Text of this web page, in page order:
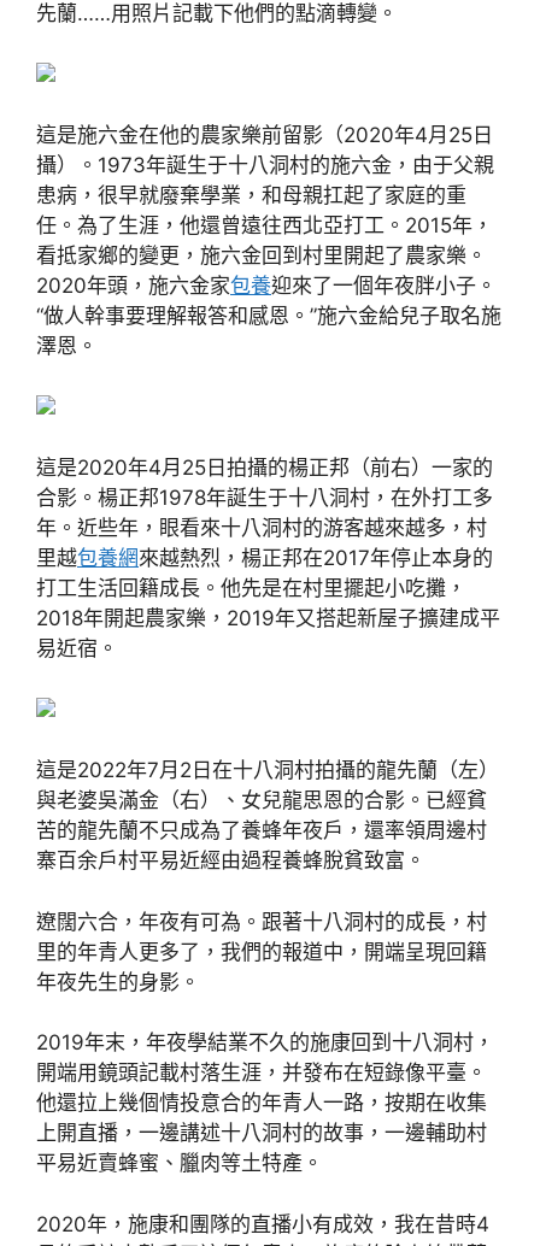
先蘭……用照片記載下他們的點滴轉變。
這是施六金在他的農家樂前留影（2020年4月25日
攝）。1973年誕生于十八洞村的施六金，由于父親
患病，很早就廢棄學業，和母親扛起了家庭的重
任。為了生涯，他還曾遠往西北亞打工。2015年，
看抵家鄉的變更，施六金回到村里開起了農家樂。
2020年頭，施六金家包養迎來了一個年夜胖小子。
“做人幹事要理解報答和感恩。”施六金給兒子取名施
澤恩。
這是2020年4月25日拍攝的楊正邦（前右）一家的
合影。楊正邦1978年誕生于十八洞村，在外打工多
年。近些年，眼看來十八洞村的游客越來越多，村
里越包養網來越熱烈，楊正邦在2017年停止本身的
打工生活回籍成長。他先是在村里擺起小吃攤，
2018年開起農家樂，2019年又搭起新屋子擴建成平
易近宿。
這是2022年7月2日在十八洞村拍攝的龍先蘭（左）
與老婆吳滿金（右）、女兒龍思恩的合影。已經貧
苦的龍先蘭不只成為了養蜂年夜戶，還率領周邊村
寨百余戶村平易近經由過程養蜂脫貧致富。
遼闊六合，年夜有可為。跟著十八洞村的成長，村
里的年青人更多了，我們的報道中，開端呈現回籍
年夜先生的身影。
2019年末，年夜學結業不久的施康回到十八洞村，
開端用鏡頭記載村落生涯，并發布在短錄像平臺。
他還拉上幾個情投意合的年青人一路，按期在收集
上開直播，一邊講述十八洞村的故事，一邊輔助村
平易近賣蜂蜜、臘肉等土特產。
2020年，施康和團隊的直播小有成效，我在昔時4